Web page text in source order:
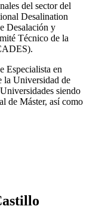
del sector del
Desalination
Desalación y
Técnico de la
Especialista en
la Universidad de
siendo
de Máster, así como